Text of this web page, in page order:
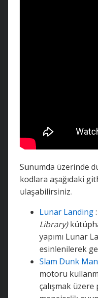
Sunumda üzerinde
kodlara aşağıdaki
ulaşabilirsiniz.
Lunar Landing
Library)
yapımı Lunar
esinlenilerek
Slam Dunk
motoru
çalışmak